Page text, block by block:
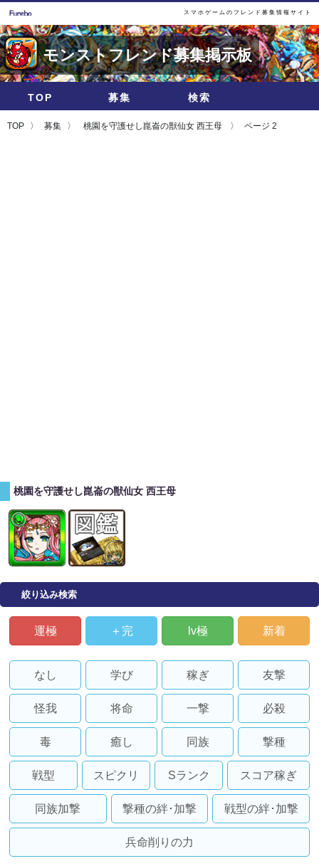
スマホゲームのフレンド募集情報サイト
モンストフレンド募集掲示板
TOP 募集 検索
TOP 募集 桃園を守護せし崑崙の獣仙女 西王母 ページ 2
桃園を守護せし崑崙の獣仙女 西王母
絞り込み検索
運極 ＋完 lv極 新着
なし 学び 稼ぎ 友撃
怪我 将命 一撃 必殺
毒 癒し 同族 撃種
戦型 スピクリ Sランク スコア稼ぎ
同族加撃 撃種の絆･加撃 戦型の絆･加撃
兵命削りの力